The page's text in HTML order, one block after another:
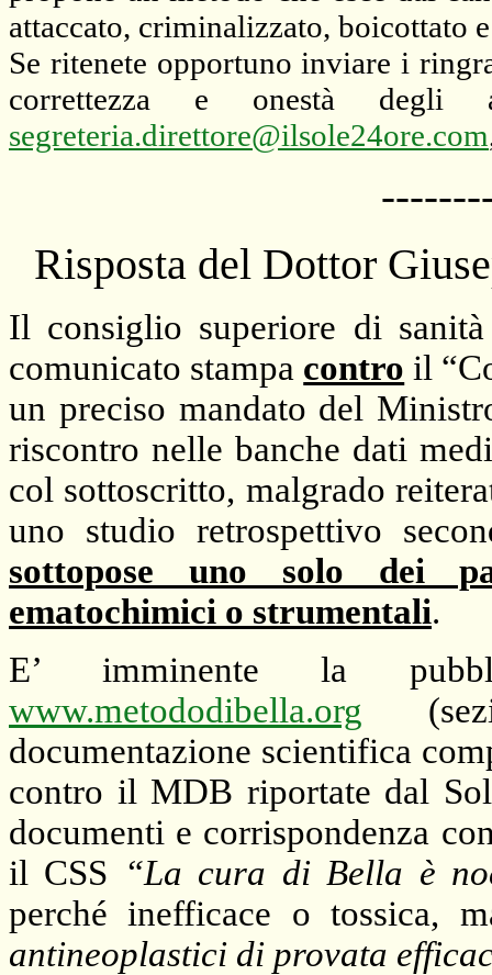
attaccato, criminalizzato, boicottato
Se ritenete opportuno inviare i
correttezza e onestà degli
segreteria.direttore@ilsole24ore.com
Risposta del Dottor
Il consiglio superiore di sanità
comunicato stampa contro il
un preciso mandato del
riscontro nelle banche dati
col sottoscritto, malgrado
uno studio retrospettivo
sottopose uno solo dei
ematochimici o strumentali.
E’ imminente la
www.metododibella.org
documentazione scientifica
contro il MDB riportate dal
documenti e corrispondenza
il CSS “La cura di Bella è
perché inefficace o tossica,
antineoplastici di provata